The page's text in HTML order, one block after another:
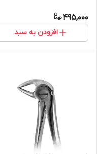
495,000
افزودن به سبد